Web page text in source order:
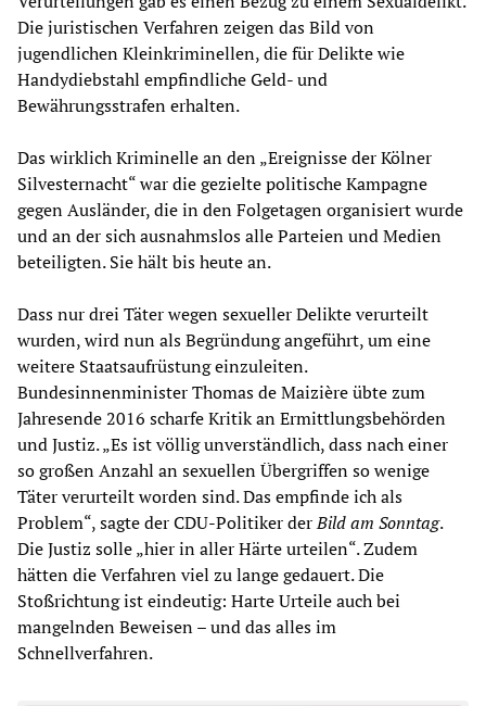
Die juristischen Verfahren zeigen das Bild von
jugendlichen Kleinkriminellen, die für Delikte wie
Handydiebstahl empfindliche Geld- und
Bewährungsstrafen erhalten.
Das wirklich Kriminelle an den „Ereignisse der Kölner
Silvesternacht“ war die gezielte politische Kampagne
gegen Ausländer, die in den Folgetagen organisiert wurde
und an der sich ausnahmslos alle Parteien und Medien
beteiligten. Sie hält bis heute an.
Dass nur drei Täter wegen sexueller Delikte verurteilt
wurden, wird nun als Begründung angeführt, um eine
weitere Staatsaufrüstung einzuleiten.
Bundesinnenminister Thomas de Maizière übte zum
Jahresende 2016 scharfe Kritik an Ermittlungsbehörden
und Justiz. „Es ist völlig unverständlich, dass nach einer
so großen Anzahl an sexuellen Übergriffen so wenige
Täter verurteilt worden sind. Das empfinde ich als
Problem“, sagte der CDU-Politiker derBild am Sonntag.
Die Justiz solle „hier in aller Härte urteilen“. Zudem
hätten die Verfahren viel zu lange gedauert. Die
Stoßrichtung ist eindeutig: Harte Urteile auch bei
mangelnden Beweisen – und das alles im
Schnellverfahren.